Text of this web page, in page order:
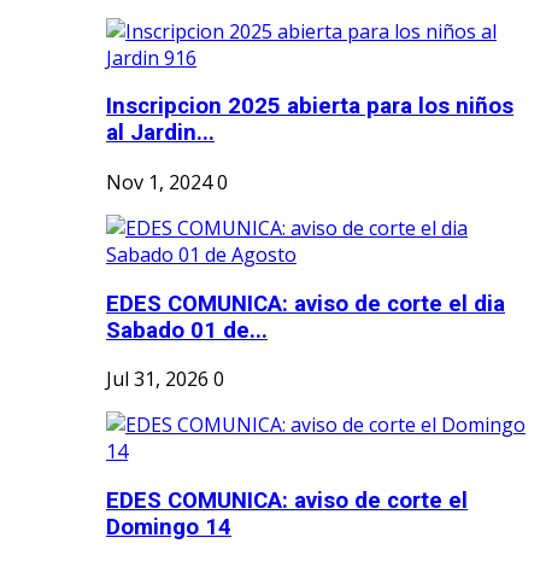
Inscripcion 2025 abierta para los niños
al Jardin...
Nov 1, 20240
EDES COMUNICA: aviso de corte el dia
Sabado 01 de...
Jul 31, 2026 0
EDES COMUNICA: aviso de corte el
Domingo 14